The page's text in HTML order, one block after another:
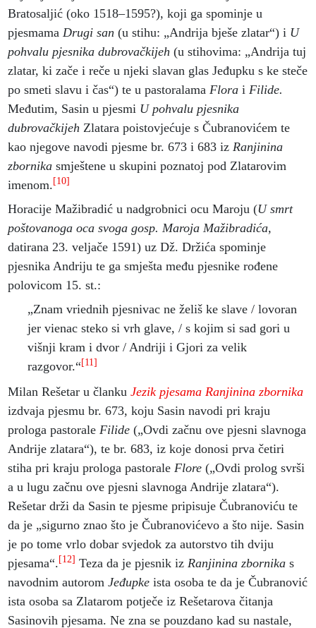
Bratosaljić (oko 1518–1595?), koji ga spominje u
pjesmama Drugi san (u stihu: „Andrija bješe zlatar“) i U
pohvalu pjesnika dubrovačkijeh (u stihovima: „Andrija tuj
zlatar, ki zače i reče u njeki slavan glas Jeđupku s ke steče
po smeti slavu i čas“) te u pastoralama Florai Filide.
Međutim, Sasin u pjesmi U pohvalu pjesnika
dubrovačkijeh Zlatara poistovjećuje s Čubranovićem te
kao njegove navodi pjesme br. 673 i 683 iz Ranjinina
zbornikasmještene u skupini poznatoj pod Zlatarovim
imenom. [10]
Horacije Mažibradić u nadgrobnici ocu Maroju (U smrt
poštovanoga oca svoga gosp. Maroja Mažibradića,
datirana 23. veljače 1591) uz Dž. Držića spominje
pjesnika Andriju te ga smješta među pjesnike rođene
polovicom 15. st.:
„Znam vriednih pjesnivac ne želiš ke slave / lovoran
jer vienac steko si vrh glave, / s kojim si sad gori u
višnji kram i dvor / Andriji i Gjori za velik
razgovor.“[11]
Milan Rešetar u članku Jezik pjesama Ranjinina zbornika
izdvaja pjesmu br. 673, koju Sasin navodi pri kraju
prologa pastorale Filide(„Ovdi začnu ove pjesni slavnoga
Andrije zlatara“), te br. 683, iz koje donosi prva četiri
stiha pri kraju prologa pastorale Flore(„Ovdi prolog svrši
a u lugu začnu ove pjesni slavnoga Andrije zlatara“).
Rešetar drži da Sasin te pjesme pripisuje Čubranoviću te
da je „sigurno znao što je Čubranovićevo a što nije. Sasin
je po tome vrlo dobar svjedok za autorstvo tih dviju
pjesama“.[12] Teza da je pjesnik iz Ranjinina zbornikas
navodnim autorom Jeđupkeista osoba te da je Čubranović
ista osoba sa Zlatarom potječe iz Rešetarova čitanja
Sasinovih pjesama. Ne zna se pouzdano kad su nastale,